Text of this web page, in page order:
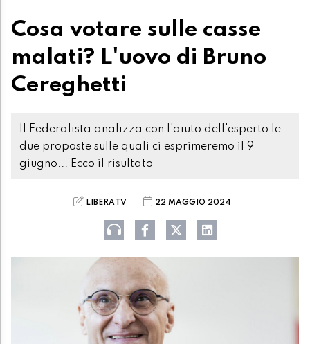
Cosa votare sulle casse
malati? L'uovo di Bruno
Cereghetti
Il Federalista analizza con l'aiuto dell'esperto le
due proposte sulle quali ci esprimeremo il 9
giugno... Ecco il risultato
LIBERATV 22 MAGGIO 2024